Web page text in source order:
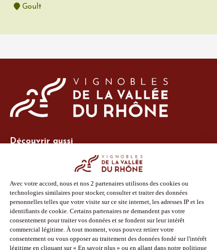
Goult
Découvrir aussi
Espace adhérent
Espace presse
Phototèque
Suivez-nous
Facebook
Instagram
Pinterest